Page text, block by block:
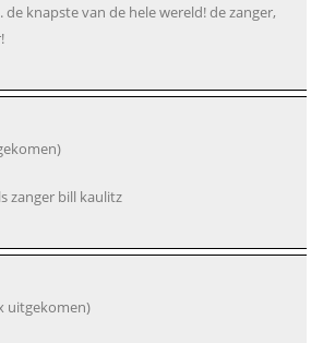
knapste van de hele wereld! de zanger,
zanger bill kaulitz
uitgekomen)